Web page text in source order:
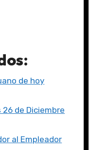
de hoy
26 de Diciembre
al Empleador